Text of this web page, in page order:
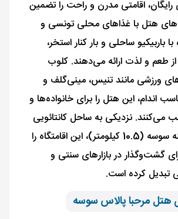
اقامتی مدرن و راحت را تضمین
هتل با غذاهای محلی تونسی و
باربیکیو ساحلی و بار کنار استخر،
طعم و لذت ارائه می‌دهند. کلوب
ورزشی مانند تنیس، مینی‌گلف و
اندام، این هتل را برای خانواده‌ها و
می‌کنند. نزدیکی به ساحل کانتائویی
(100 متر) و مدینه سوسه (10.5 کیلومتر)، این اقامتگاه را
گشت‌وگذار در بازارهای سنتی و
تبدیل کرده است.
هتل مرحبا پالاس سوسه